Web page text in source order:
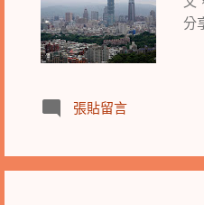
分
張貼留言